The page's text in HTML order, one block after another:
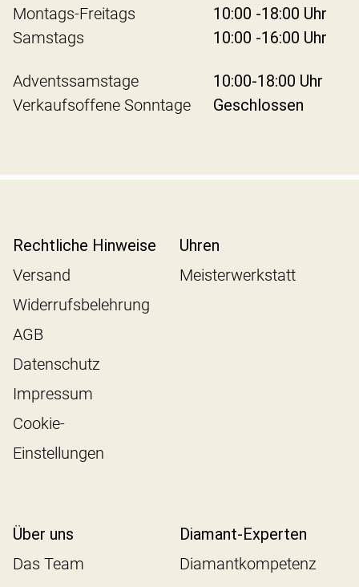
Montags-Freitags
10:00 -18:00 Uhr
Samstags
10:00 -16:00 Uhr
Adventssamstage
10:00-18:00 Uhr
Verkaufsoffene Sonntage
Geschlossen
Rechtliche Hinweise
Versand
Widerrufsbelehrung
AGB
Datenschutz
Impressum
Cookie-
Einstellungen
Uhren
Meisterwerkstatt
Über uns
Das Team
Diamant-Experten
Diamantkompetenz